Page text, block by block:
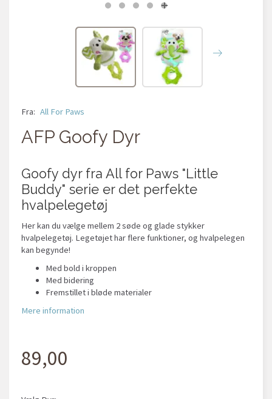
Fra: All For Paws
AFP Goofy Dyr
Goofy dyr fra All for Paws "Little
Buddy" serie er det perfekte
hvalpelegetøj
Her kan du vælge mellem 2 søde og glade stykker
hvalpelegetøj. Legetøjet har flere funktioner, og hvalpelegen
kan begynde!
Med bold i kroppen
Med bidering
Fremstillet i bløde materialer
Mere information
89,00